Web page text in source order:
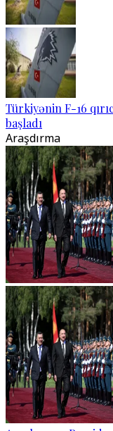
Türkiyənin F-16
başladı
Araşdırma